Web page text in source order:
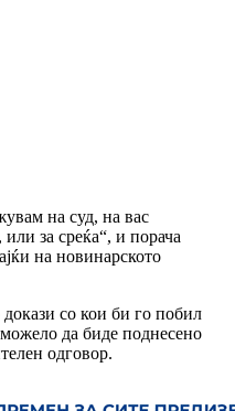
на суд, на вас
за среќа“, и порача
на новинарското
со кои би го побил
да биде поднесено
одговор.